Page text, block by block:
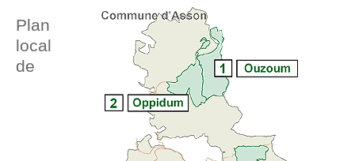
Plan
local
de